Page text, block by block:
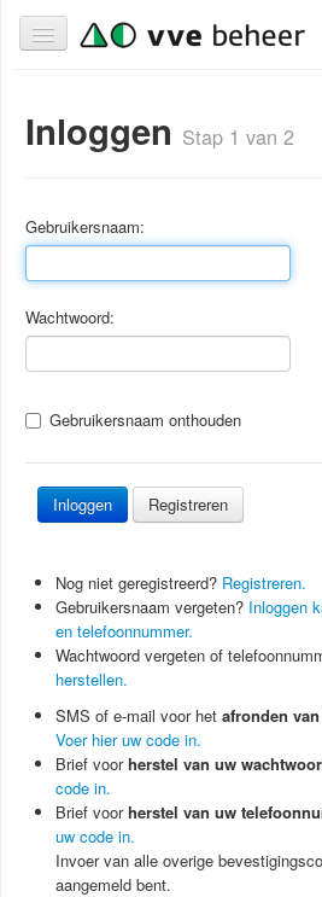
Inloggen Stap 1 van 2
Gebruikersnaam:
Wachtwoord:
Gebruikersnaam onthouden
Registreren
Nog niet geregistreerd? Registreren.
Gebruikersnaam vergeten? Inloggen
en telefoonnummer.
Wachtwoord vergeten of
herstellen.
SMS of e-mail voor het afronden
Voer hier uw code in.
Brief voorherstel van uw
code in.
Brief voorherstel van uw
uw code in.
Invoer van alle overige
aangemeld bent.